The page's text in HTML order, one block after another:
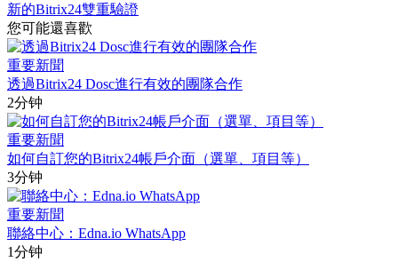
新的Bitrix24雙重驗證
您可能還喜歡
重要新聞
透過Bitrix24 Dosc進行有效的團隊合作
2分钟
重要新聞
如何自訂您的Bitrix24帳戶介面（選單、項目等）
3分钟
重要新聞
聯絡中心：Edna.io WhatsApp
1分钟